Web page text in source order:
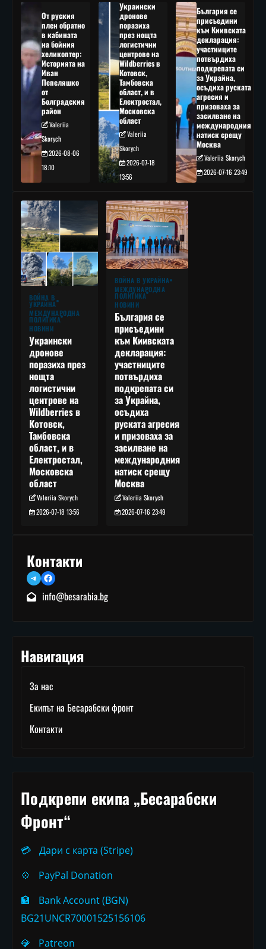
От руския
плен обратно
в кабината
на бойния
хеликоптер:
Историята на
Иван
Пепеляшко
от
Болградския
район
Valeriia
Skorych
2026-08-06
18:10
Украински
дронове
поразиха
през нощта
логистични
центрове на
Wildberries в
Котовск,
Тамбовска
област, и в
Електростал,
Московска
област
Valeriia
Skorych
2026-07-18
13:56
България се
присъедини
към Киивската
декларация:
участниците
потвърдиха
подкрепата си
за Украйна,
осъдиха руската
агресия и
призоваха за
засилване на
международния
натиск срещу
Москва
Valeriia Skorych
2026-07-16 23:49
ВОЙНА В
УКРАЙНА
МЕЖДУНАРОДНА
ПОЛИТИКА
НОВИНИ
Украински
дронове
поразиха през
нощта
логистични
центрове на
Wildberries в
Котовск,
Тамбовска
област, и в
Електростал,
Московска
област
Valeriia Skorych
2026-07-18 13:56
ВОЙНА В УКРАЙНА
МЕЖДУНАРОДНА
ПОЛИТИКА
НОВИНИ
България се
присъедини
към Киивската
декларация:
участниците
потвърдиха
подкрепата си
за Украйна,
осъдиха
руската агресия
и призоваха за
засилване на
международния
натиск срещу
Москва
Valeriia Skorych
2026-07-16 23:49
Контакти
TelegramFacebook
info@besarabia.bg
Навигация
За нас
Екипът на Бесарабски фронт
Контакти
Подкрепи екипа „Бесарабски
Фронт“
💳
Дари с карта (Stripe)
💠
PayPal Donation
🏦
Bank Account (BGN)
BG21UNCR70001525156106
💎
Patreon